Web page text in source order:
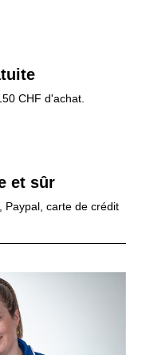
CHF d'achat.
et sûr
Paypal, carte de crédit